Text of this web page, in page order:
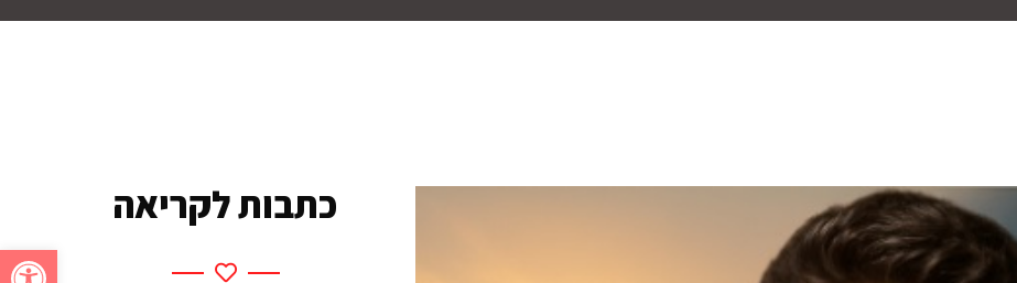
פתח
כתבות לקריאה